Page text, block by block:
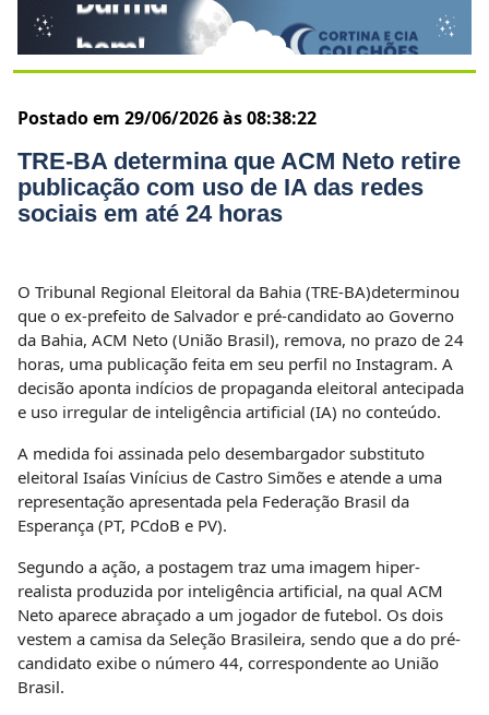
Postado em 29/06/2026 às 08:38:22
TRE-BA determina que ACM Neto retire
publicação com uso de IA das redes
sociais em até 24 horas
O Tribunal Regional Eleitoral da Bahia (TRE-BA)determinou
que o ex-prefeito de Salvador e pré-candidato ao Governo
da Bahia, ACM Neto (União Brasil), remova, no prazo de 24
horas, uma publicação feita em seu perfil no Instagram. A
decisão aponta indícios de propaganda eleitoral antecipada
e uso irregular de inteligência artificial (IA) no conteúdo.
A medida foi assinada pelo desembargador substituto
eleitoral Isaías Vinícius de Castro Simões e atende a uma
representação apresentada pela Federação Brasil da
Esperança (PT, PCdoB e PV).
Segundo a ação, a postagem traz uma imagem hiper-
realista produzida por inteligência artificial, na qual ACM
Neto aparece abraçado a um jogador de futebol. Os dois
vestem a camisa da Seleção Brasileira, sendo que a do pré-
candidato exibe o número 44, correspondente ao União
Brasil.